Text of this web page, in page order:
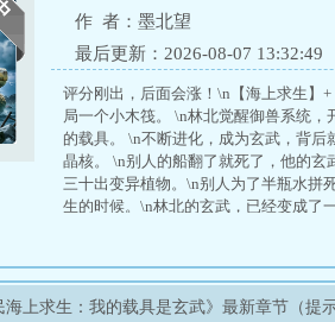
作 者：墨北望
最后更新：2026-08-07 13:32:49
评分刚出，后面会涨！\n【海上求生】
局一个小木筏。 \n林北觉醒御兽系统
的载具。 \n不断进化，成为玄武，背
晶核。 \n别人的船翻了就死了，他的玄
三十出变异植物。\n别人为了半瓶水拼
生的时候。\n林北的玄武，已经变成了一
海上求生：我的载具是玄武》最新章节（